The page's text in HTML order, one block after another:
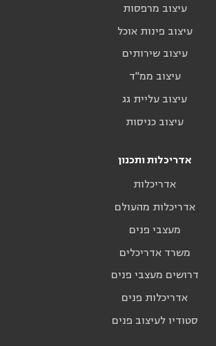
עיצוב מרפסות
עיצוב פינות אוכל
עיצוב שירותים
עיצוב ממ"ד
עיצוב עליית גג
עיצוב כניסות
אדריכלות ותכנון
אדריכלות
אדריכלות מהעולם
מעצבי פנים
משרד אדריכלים
דרושים מעצבי פנים
אדריכלות פנים
סטודיו לעיצוב פנים